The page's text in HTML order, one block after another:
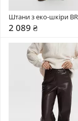
Штани з еко-шкіри
2 089 ₴